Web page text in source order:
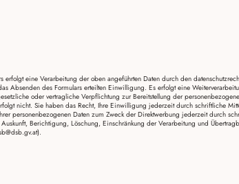
erfolgt eine Verarbeitung der oben angeführten Daten durch den
Absenden des Formulars erteilten Einwilligung. Es erfolgt eine
oder vertragliche Verpflichtung zur Bereitstellung der
nicht. Sie haben das Recht, Ihre Einwilligung jederzeit durch schriftliche
personenbezogenen Daten zum Zweck der Direktwerbung jederzeit durch
Berichtigung, Löschung, Einschränkung der Verarbeitung und